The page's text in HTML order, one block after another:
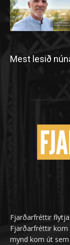
Mest lesið
Fjarðarfréttir
Fjarðarfréttir kom
mynd kom út